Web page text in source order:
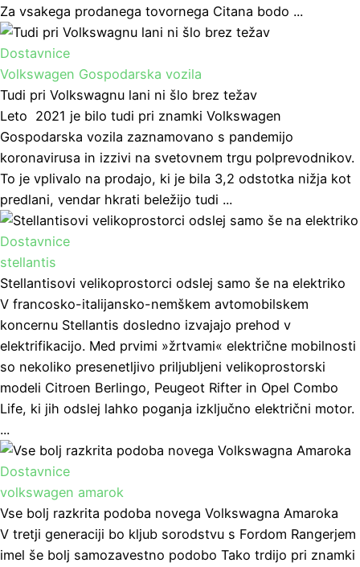
Za vsakega prodanega tovornega Citana bodo ...
Dostavnice
Volkswagen Gospodarska vozila
Tudi pri Volkswagnu lani ni šlo brez težav
Leto 2021 je bilo tudi pri znamki Volkswagen
Gospodarska vozila zaznamovano s pandemijo
koronavirusa in izzivi na svetovnem trgu polprevodnikov.
To je vplivalo na prodajo, ki je bila 3,2 odstotka nižja kot
predlani, vendar hkrati beležijo tudi ...
Dostavnice
stellantis
Stellantisovi velikoprostorci odslej samo še na elektriko
V francosko-italijansko-nemškem avtomobilskem
koncernu Stellantis dosledno izvajajo prehod v
elektrifikacijo. Med prvimi »žrtvami« električne mobilnosti
so nekoliko presenetljivo priljubljeni velikoprostorski
modeli Citroen Berlingo, Peugeot Rifter in Opel Combo
Life, ki jih odslej lahko poganja izključno električni motor.
...
Dostavnice
volkswagen amarok
Vse bolj razkrita podoba novega Volkswagna Amaroka
V tretji generaciji bo kljub sorodstvu s Fordom Rangerjem
imel še bolj samozavestno podobo Tako trdijo pri znamki